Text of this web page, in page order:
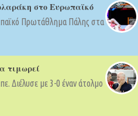
στο Ευρωπαϊκό
Πρωτάθλημα Πάλης στα
τιμωρεί
Διέλυσε με 3-0 έναν άτολμο